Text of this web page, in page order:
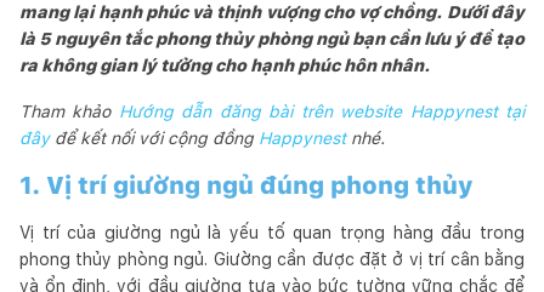
mang lại hạnh phúc và thịnh vượng cho vợ chồng. Dưới đây
là 5 nguyên tắc phong thủy phòng ngủ bạn cần lưu ý để tạo
ra không gian lý tưởng cho hạnh phúc hôn nhân.
Tham khảo Hướng dẫn đăng bài trên website Happynest tại
đâyđể kết nối với cộng đồng Happynest nhé.
1. Vị trí giường ngủ đúng phong thủy
Vị trí của giường ngủ là yếu tố quan trọng hàng đầu trong
phong thủy phòng ngủ. Giường cần được đặt ở vị trí cân bằng
và ổn định, với đầu giường tựa vào bức tường vững chắc để